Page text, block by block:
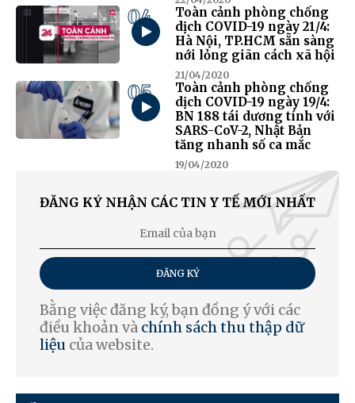
04
Toàn cảnh phòng chống
dịch COVID-19 ngày 21/4:
Hà Nội, TP.HCM sẵn sàng
nới lỏng giãn cách xã hội
21/04/2020
05
Toàn cảnh phòng chống
dịch COVID-19 ngày 19/4:
BN 188 tái dương tính với
SARS-CoV-2, Nhật Bản
tăng nhanh số ca mắc
19/04/2020
ĐĂNG KÝ NHẬN CÁC TIN Y TẾ MỚI NHẤT
ĐĂNG KÝ
Bằng việc đăng ký, bạn đồng ý với các
điều khoản và chính sách thu thập dữ
liệu của website.